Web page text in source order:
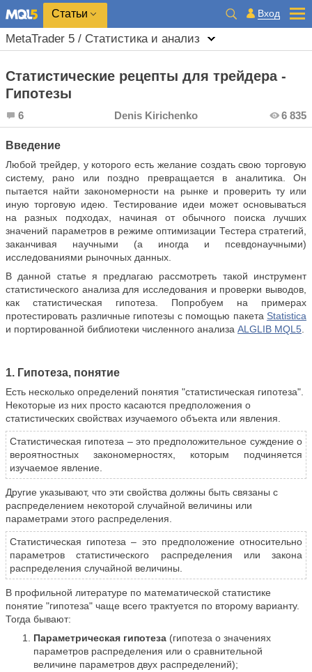
Статьи Вход
MetaTrader 5 / Статистика и анализ
Статистические рецепты для трейдера -
Гипотезы
6 Denis Kirichenko 6 835
Введение
Любой трейдер, у которого есть желание создать свою торговую
систему, рано или поздно превращается в аналитика. Он
пытается найти закономерности на рынке и проверить ту или
иную торговую идею. Тестирование идеи может основываться
на разных подходах, начиная от обычного поиска лучших
значений параметров в режиме оптимизации Тестера стратегий,
заканчивая научными (а иногда и псевдонаучными)
исследованиями рыночных данных.
В данной статье я предлагаю рассмотреть такой инструмент
статистического анализа для исследования и проверки выводов,
как статистическая гипотеза. Попробуем на примерах
протестировать различные гипотезы с помощью пакета Statistica
и портированной библиотеки численного анализа ALGLIB MQL5
1. Гипотеза, понятие
Есть несколько определений понятия "статистическая гипотеза".
Некоторые из них просто касаются предположения о
статистических свойствах изучаемого объекта или явления.
Статистическая гипотеза – это предположительное суждение о
вероятностных закономерностях, которым подчиняется
изучаемое явление.
Другие указывают, что эти свойства должны быть связаны с
распределением некоторой случайной величины или
параметрами этого распределения.
Статистическая гипотеза – это предположение относительно
параметров статистического распределения или закона
распределения случайной величины.
В профильной литературе по математической статистике
понятие "гипотеза" чаще всего трактуется по второму варианту.
Тогда бывают:
Параметрическая гипотеза (гипотеза о значениях
параметров распределения или о сравнительной
величине параметров двух распределений);